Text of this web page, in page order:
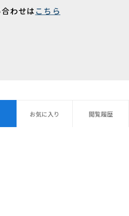
お気に 入り 閲覧履歴
わせはこちら
パーソナルデータ指針